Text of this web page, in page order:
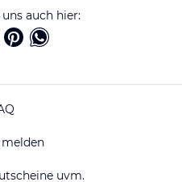
auch hier:
uvm.